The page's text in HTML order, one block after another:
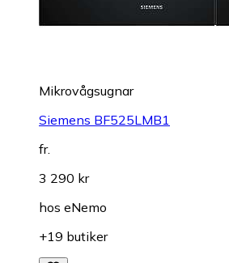
Mikrovågsugnar
Siemens BF525LMB1
fr.
3 290 kr
hos eNemo
+19 butiker